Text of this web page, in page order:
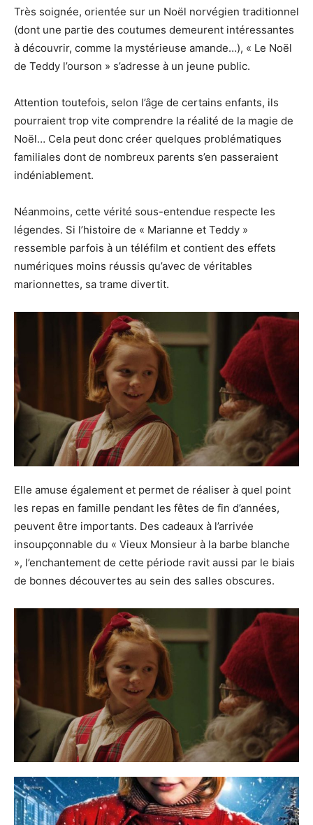
Très soignée, orientée sur un Noël norvégien traditionnel
(dont une partie des coutumes demeurent intéressantes
à découvrir, comme la mystérieuse amande…), « Le Noël
de Teddy l’ourson » s’adresse à un jeune public.
Attention toutefois, selon l’âge de certains enfants, ils
pourraient trop vite comprendre la réalité de la magie de
Noël… Cela peut donc créer quelques problématiques
familiales dont de nombreux parents s’en passeraient
indéniablement.
Néanmoins, cette vérité sous-entendue respecte les
légendes. Si l’histoire de « Marianne et Teddy »
ressemble parfois à un téléfilm et contient des effets
numériques moins réussis qu’avec de véritables
marionnettes, sa trame divertit.
Elle amuse également et permet de réaliser à quel point
les repas en famille pendant les fêtes de fin d’années,
peuvent être importants. Des cadeaux à l’arrivée
insoupçonnable du « Vieux Monsieur à la barbe blanche
», l’enchantement de cette période ravit aussi par le biais
de bonnes découvertes au sein des salles obscures.